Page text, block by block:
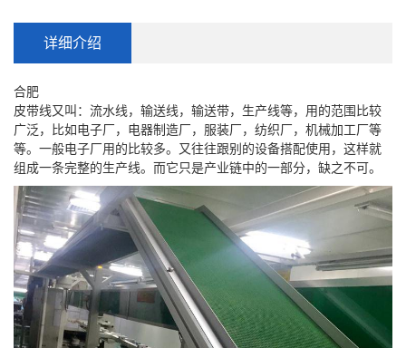
详细介绍
合肥
皮带线又叫：流水线，输送线，输送带，生产线等，用的范围比较
广泛，比如电子厂，电器制造厂，服装厂，纺织厂，机械加工厂等
等。一般电子厂用的比较多。又往往跟别的设备搭配使用，这样就
组成一条完整的生产线。而它只是产业链中的一部分，缺之不可。